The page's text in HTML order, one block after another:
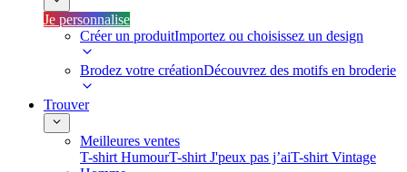
Je personnalise
Créer un produitImportez ou choisissez un design
Brodez votre créationDécouvrez des motifs en broderie
Trouver
Meilleures ventes
T-shirt HumourT-shirt J'peux pas j’aiT-shirt Vintage